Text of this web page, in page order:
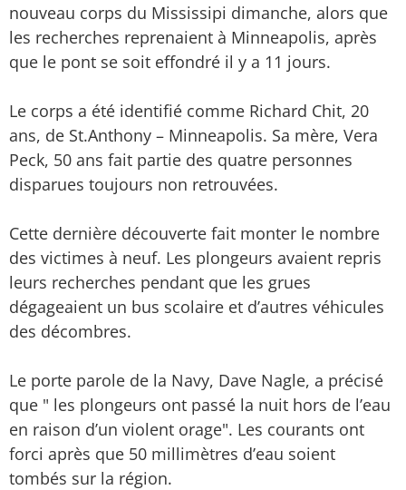
nouveau corps du Mississipi dimanche, alors que
les recherches reprenaient à Minneapolis, après
que le pont se soit effondré il y a 11 jours.
Le corps a été identifié comme Richard Chit, 20
ans, de St.Anthony – Minneapolis. Sa mère, Vera
Peck, 50 ans fait partie des quatre personnes
disparues toujours non retrouvées.
Cette dernière découverte fait monter le nombre
des victimes à neuf. Les plongeurs avaient repris
leurs recherches pendant que les grues
dégageaient un bus scolaire et d’autres véhicules
des décombres.
Le porte parole de la Navy, Dave Nagle, a précisé
que " les plongeurs ont passé la nuit hors de l’eau
en raison d’un violent orage". Les courants ont
forci après que 50 millimètres d’eau soient
tombés sur la région.